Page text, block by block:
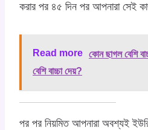
করার পর ৪৫ দিন পর আপনারা সেই
Read more কোন ছাগল বেশি
বেশি বাচ্চা দেয়?
পর পর নিয়মিত আপনারা অবশ্যই